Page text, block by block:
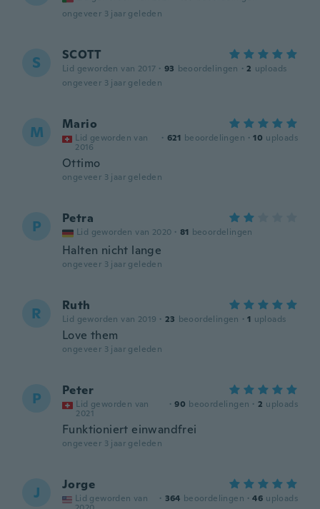
ongeveer 3 jaar geleden
S SCOTT
Lid geworden van 2017 · 93 beoordelingen · 2 uploads
ongeveer 3 jaar geleden
M Mario
Lid geworden van
2016
· 621 beoordelingen · 10 uploads
Ottimo
ongeveer 3 jaar geleden
P Petra
Lid geworden van 2020 · 81 beoordelingen
Halten nicht lange
ongeveer 3 jaar geleden
R Ruth
Lid geworden van 2019 · 23 beoordelingen · 1 uploads
Love them
ongeveer 3 jaar geleden
P Peter
Lid geworden van
2021
· 90 beoordelingen · 2 uploads
Funktioniert einwandfrei
ongeveer 3 jaar geleden
J Jorge
Lid geworden van
· 364 beoordelingen · 46 uploads